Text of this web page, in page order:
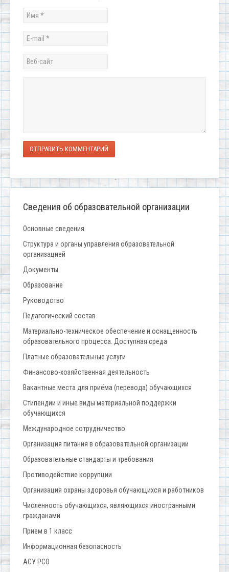
ОТПРАВИТЬ КОММЕНТАРИЙ
Сведения об образовательной организации
Основные сведения
Структура и органы управления образовательной
организацией
Документы
Образование
Руководство
Педагогический состав
Материально-техническое обеспечение и оснащенность
образовательного процесса. Доступная среда
Платные образовательные услуги
Финансово-хозяйственная деятельность
Вакантные места для приёма (перевода) обучающихся
Стипендии и иные виды материальной поддержки
обучающихся
Международное сотрудничество
Организация питания в образовательной организации
Образовательные стандарты и требования
Противодействие коррупции
Организация охраны здоровья обучающихся и работников
Численность обучающихся, являющихся иностранными
гражданами
Прием в 1 класс
Информационная безопасность
АСУ РСО